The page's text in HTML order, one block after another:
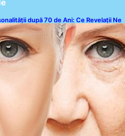
după 70 de Ani: Ce Revelații Ne
Psihologice